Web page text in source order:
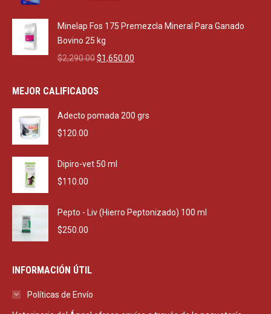
was:
$470.00.
is:
Minelap Fos 175 Premezcla Mineral Para Ganado
Bovino 25 kg
$2,290.00Original
was:
$1,650.00
MEJOR CALIFICADOS
Adecto pomada 200 grs
$120.00
Dipiro-vet 50 ml
$110.00
Pepto - Liv (Hierro Peptonizado) 100 ml
$250.00
INFORMACIÓN ÚTIL
Políticas de Envío